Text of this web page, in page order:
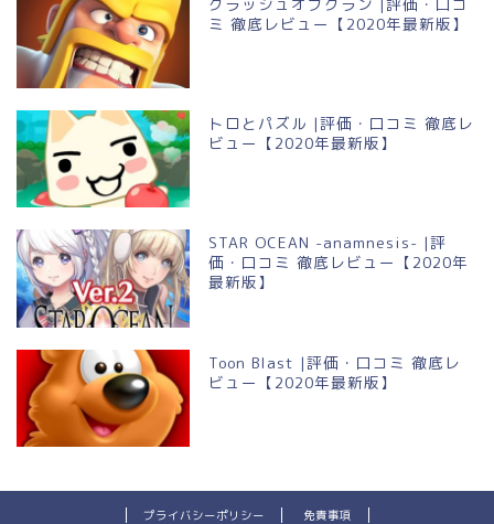
ミ 徹底レビュー【2020年最新版】
トロとパズル |評価・口コミ 徹底レ
ビュー【2020年最新版】
STAR OCEAN -anamnesis- |評
価・口コミ 徹底レビュー【2020年
最新版】
Toon Blast |評価・口コミ 徹底レ
ビュー【2020年最新版】
プライバシーポリシー 免責事項